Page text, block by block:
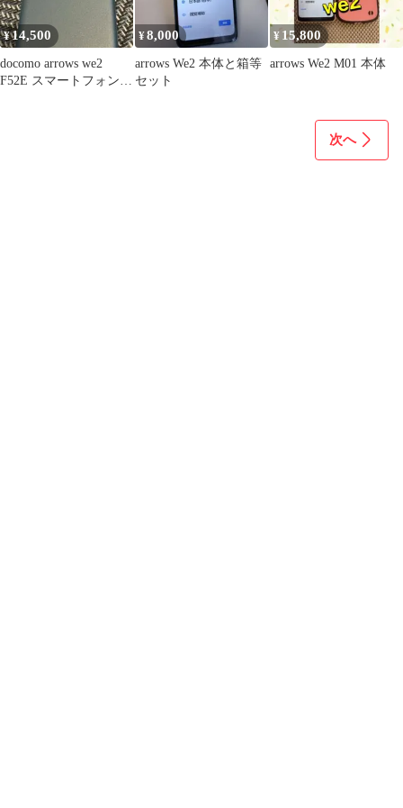
¥14,500
docomo arrows we2
F52E スマートフォン
¥8,000
arrows We2 本体と箱等
セット
¥ 15,800
arrows We2 M01 本体
次へ